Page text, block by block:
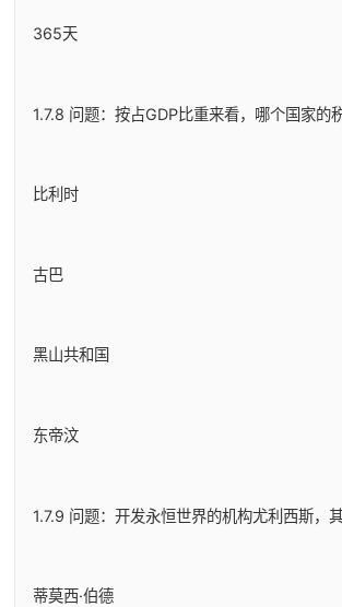
365天
1.7.8 问题：按占GDP比重来看，哪个国家的
比利时
古巴
黑山共和国
东帝汶
1.7.9 问题：开发永恒世界的机构尤利西斯，
蒂莫西·伯德